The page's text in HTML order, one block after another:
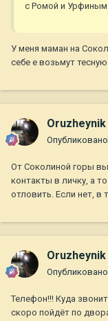
с Ромой и
У меня маман на
себе е возьмут
Oruzheynik
Опубликовано
От Соколиной горы
контакты в личку, а
отловить. Если нет, в
Oruzheynik
Опубликовано
Телефон!!! Куда
скоро пойдёт по